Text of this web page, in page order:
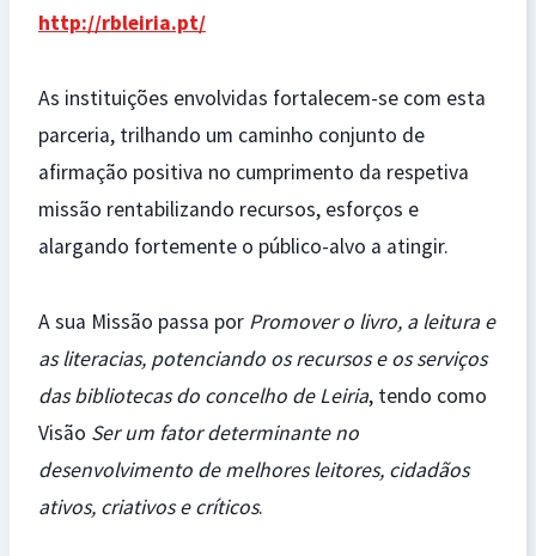
http://rbleiria.pt/
As instituições envolvidas fortalecem-se com esta
parceria, trilhando um caminho conjunto de
afirmação positiva no cumprimento da respetiva
missão rentabilizando recursos, esforços e
alargando fortemente o público-alvo a atingir.
A sua Missão passa por Promover o livro, a leitura e
as literacias, potenciando os recursos e os serviços
das bibliotecas do concelho de Leiria, tendo como
Visão Ser um fator determinante no
desenvolvimento de melhores leitores, cidadãos
ativos, criativos e críticos.